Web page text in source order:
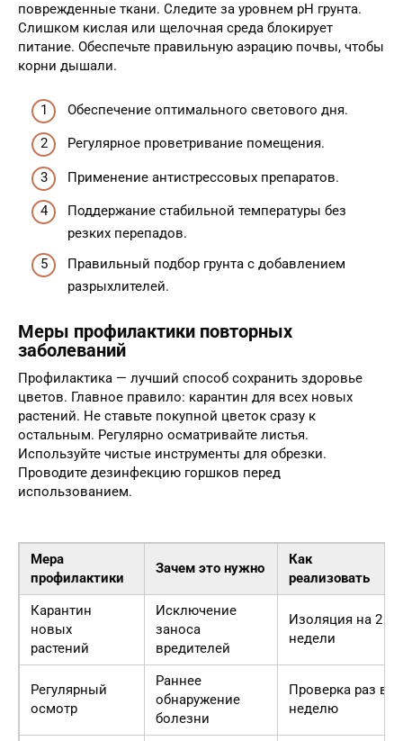
поврежденные ткани. Следите за уровнем pH грунта.
Слишком кислая или щелочная среда блокирует
питание. Обеспечьте правильную аэрацию почвы, чтобы
корни дышали.
Обеспечение оптимального светового дня.
Регулярное проветривание помещения.
Применение антистрессовых препаратов.
Поддержание стабильной температуры без
резких перепадов.
Правильный подбор грунта с добавлением
разрыхлителей.
Меры профилактики повторных
заболеваний
Профилактика — лучший способ сохранить здоровье
цветов. Главное правило: карантин для всех новых
растений. Не ставьте покупной цветок сразу к
остальным. Регулярно осматривайте листья.
Используйте чистые инструменты для обрезки.
Проводите дезинфекцию горшков перед
использованием.
Мера
профилактики
Зачем это нужно
Как
реализовать
Карантин
новых
растений
Исключение
заноса
вредителей
Изоляция на 2
недели
Регулярный
осмотр
Раннее
обнаружение
болезни
Проверка раз в
неделю